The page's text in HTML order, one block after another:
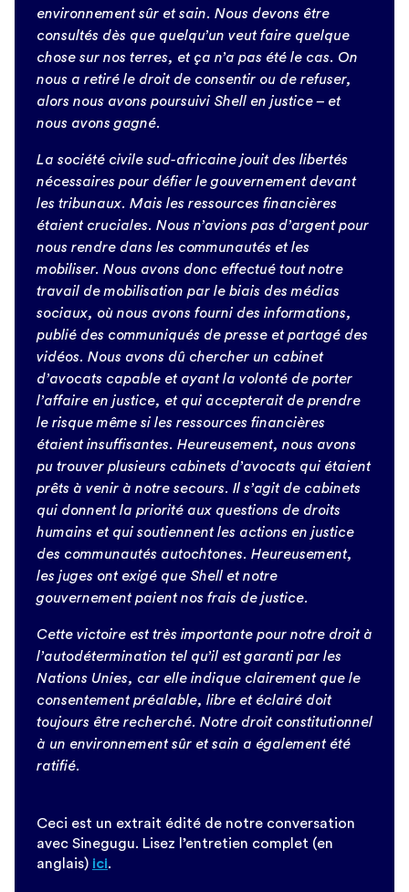
environnement sûr et sain. Nous devons être
consultés dès que quelqu’un veut faire quelque
chose sur nos terres, et ça n’a pas été le cas. On
nous a retiré le droit de consentir ou de refuser,
alors nous avons poursuivi Shell en justice – et
nous avons gagné.
La société civile sud-africaine jouit des libertés
nécessaires pour défier le gouvernement devant
les tribunaux. Mais les ressources financières
étaient cruciales. Nous n’avions pas d’argent pour
nous rendre dans les communautés et les
mobiliser. Nous avons donc effectué tout notre
travail de mobilisation par le biais des médias
sociaux, où nous avons fourni des informations,
publié des communiqués de presse et partagé des
vidéos. Nous avons dû chercher un cabinet
d’avocats capable et ayant la volonté de porter
l’affaire en justice, et qui accepterait de prendre
le risque même si les ressources financières
étaient insuffisantes. Heureusement, nous avons
pu trouver plusieurs cabinets d’avocats qui étaient
prêts à venir à notre secours. Il s’agit de cabinets
qui donnent la priorité aux questions de droits
humains et qui soutiennent les actions en justice
des communautés autochtones. Heureusement,
les juges ont exigé que Shell et notre
gouvernement paient nos frais de justice.
Cette victoire est très importante pour notre droit à
l’autodétermination tel qu’il est garanti par les
Nations Unies, car elle indique clairement que le
consentement préalable, libre et éclairé doit
toujours être recherché. Notre droit constitutionnel
à un environnement sûr et sain a également été
ratifié.
Ceci est un extrait édité de notre conversation
avec Sinegugu. Lisez l’entretien complet (en
anglais) ici.